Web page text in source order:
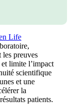
Life
les preuves
limite l’impact
scientifique
et une
la
patients.